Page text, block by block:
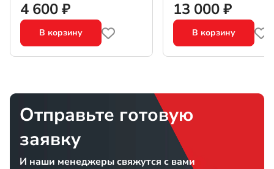
4 600 ₽
В корзину
13 000 ₽
В корзину
Отправьте готовую
заявку
И наши менеджеры свяжутся с вами